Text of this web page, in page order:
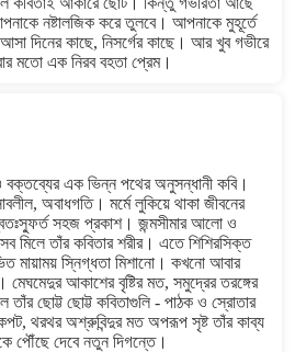
নষ্টালজিক করে তুলবে। আপনাকে মুহূর্তে
দিনের কাছে, নিসর্গের কাছে। আর খুব গভীরে
মতো এক নিরব বহতা প্রেম।
বক্তব্যের এক ভিন্ন পথের অনুসন্ধানী কবি।
অবাধগতি। মর্মে লুকিয়ে থাকা জীবনের
সহজ প্রকাশ। জন্মসীমার আলো ও
মিলে তাঁর কবিতার শরীর। এতে শিশিরসিক্ত
মায়াময় স্নিগ্ধতা মিশানো। কখনো আবার
আকাশের বৃষ্টির মত, সমুদ্রের তরঙ্গের
ছোট্ট ছোট্ট কবিতাগুলি - পাঠক ও স্রোতার
থরথর অশ্রুবিন্দুর মত অপরূপ সৃষ্ট তাঁর কাব্য
পৌঁছে দেবে নতুন দিগন্তে।